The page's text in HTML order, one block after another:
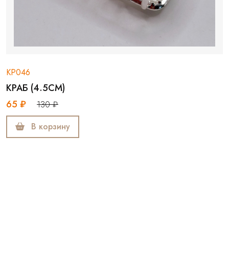
КР046
КРАБ (4.5СМ)
65 ₽
130 ₽
В корзину